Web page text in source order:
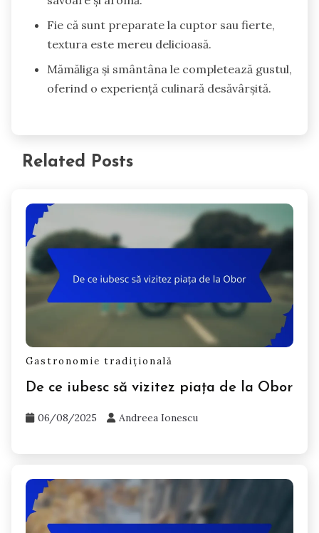
Fie că sunt preparate la cuptor sau fierte,
textura este mereu delicioasă.
Mămăliga și smântâna le completează gustul,
oferind o experiență culinară desăvârșită.
Related Posts
Gastronomie tradițională
De ce iubesc să vizitez piața de la Obor
06/08/2025 Andreea Ionescu